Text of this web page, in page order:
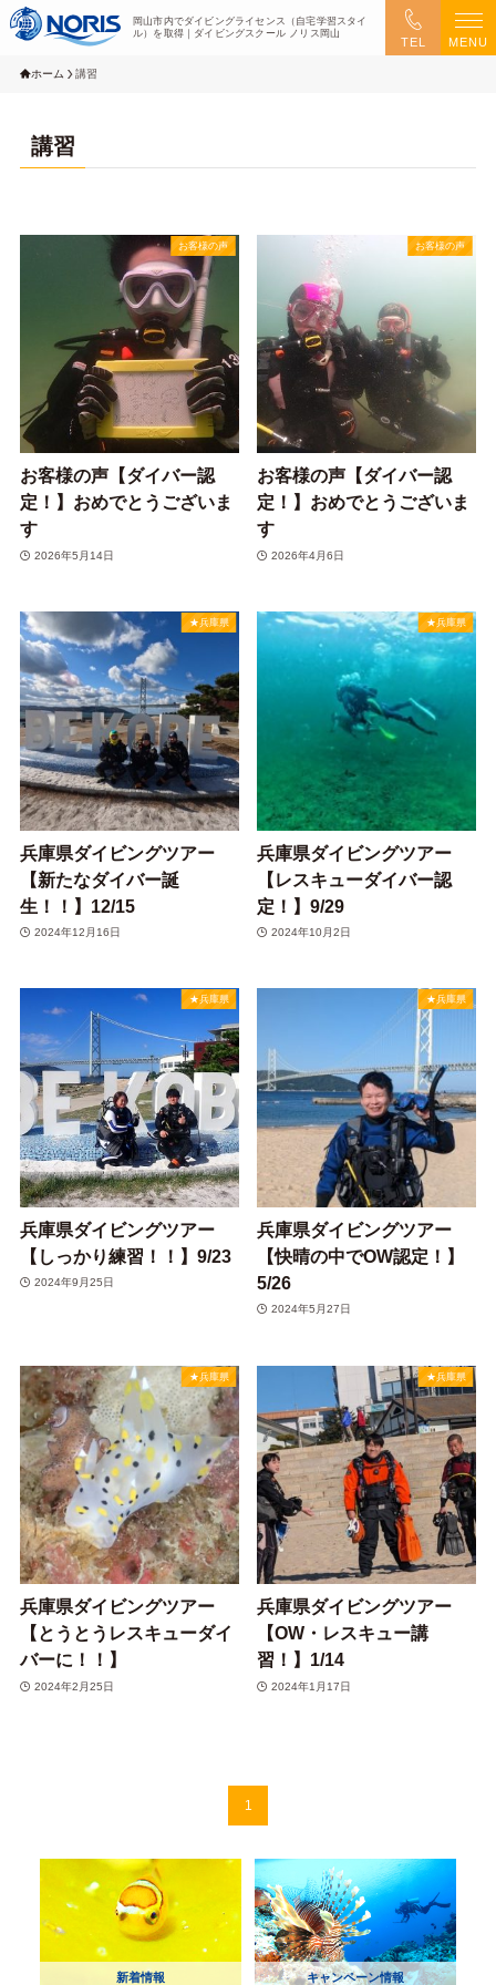
岡山市内でダイビングライセンス（自宅学習スタイ
ル）を取得｜ダイビングスクール ノリス岡山
TEL MENU
ホーム 講習
講習
お客様の声
お客様の声【ダイバー認
定！】おめでとうございま
す
2026年5月14日
お客様の声
お客様の声【ダイバー認
定！】おめでとうございま
す
2026年4月6日
★兵庫県
兵庫県ダイビングツアー
【新たなダイバー誕
生！！】12/15
2024年12月16日
★兵庫県
兵庫県ダイビングツアー
【レスキューダイバー認
定！】9/29
2024年10月2日
★兵庫県
兵庫県ダイビングツアー
【しっかり練習！！】9/23
2024年9月25日
★兵庫県
兵庫県ダイビングツアー
【快晴の中でOW認定！】
5/26
2024年5月27日
★兵庫県
兵庫県ダイビングツアー
【とうとうレスキューダイ
バーに！！】
2024年2月25日
★兵庫県
兵庫県ダイビングツアー
【OW・レスキュー講
習！】1/14
2024年1月17日
1
新着情報 キャンペーン情報